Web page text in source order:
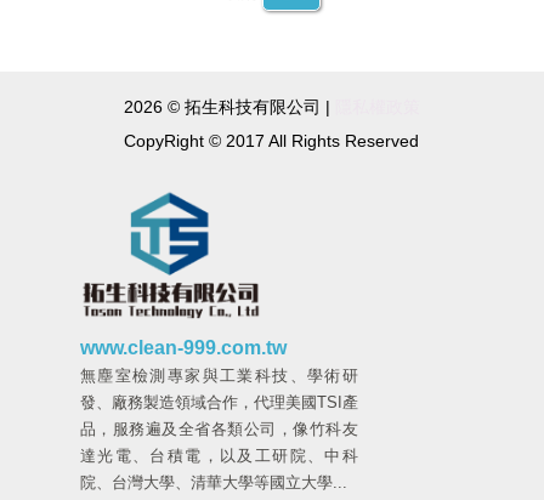
2026 © 拓生科技有限公司 |
CopyRight © 2017 All Rights Reserved
www.clean-999.com.tw
無塵室檢測專家與工業科技、學術研
發、廠務製造領域合作，代理美國TSI產
品，服務遍及全省各類公司，像竹科友
達光電、台積電，以及工研院、中科
院、台灣大學、清華大學等國立大學...